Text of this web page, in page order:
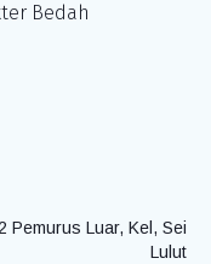
Bedah
Pemurus Luar, Kel, Sei
Lulut